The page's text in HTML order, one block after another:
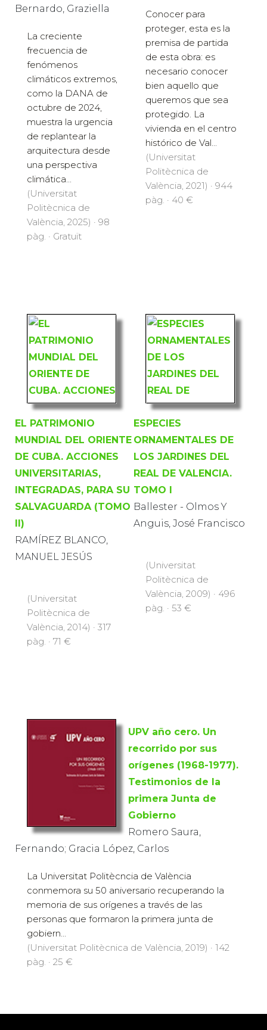
Bernardo, Graziella
La creciente
frecuencia de
fenómenos
climáticos extremos,
como la DANA de
octubre de 2024,
muestra la urgencia
de replantear la
arquitectura desde
una perspectiva
climática...
(Universitat
Politècnica de
València, 2025) · 98
pàg. · Gratuït
Conocer para
proteger, esta es la
premisa de partida
de esta obra: es
necesario conocer
bien aquello que
queremos que sea
protegido. La
vivienda en el centro
histórico de Val...
(Universitat
Politècnica de
València, 2021) · 944
pàg. · 40 €
EL PATRIMONIO
MUNDIAL DEL ORIENTE
DE CUBA. ACCIONES
UNIVERSITARIAS,
INTEGRADAS, PARA SU
SALVAGUARDA (TOMO
II)
RAMÍREZ BLANCO,
MANUEL JESÚS
(Universitat
Politècnica de
València, 2014) · 317
pàg. · 71 €
ESPECIES
ORNAMENTALES DE
LOS JARDINES DEL
REAL DE VALENCIA.
TOMO I
Ballester - Olmos Y
Anguis, José Francisco
(Universitat
Politècnica de
València, 2009) · 496
pàg. · 53 €
UPV año cero. Un
recorrido por sus
orígenes (1968-1977).
Testimonios de la
primera Junta de
Gobierno
Romero Saura,
Fernando; Gracia López, Carlos
La Universitat Politècncia de València
conmemora su 50 aniversario recuperando la
memoria de sus orígenes a través de las
personas que formaron la primera junta de
gobiern...
(Universitat Politècnica de València, 2019) · 142
pàg. · 25 €